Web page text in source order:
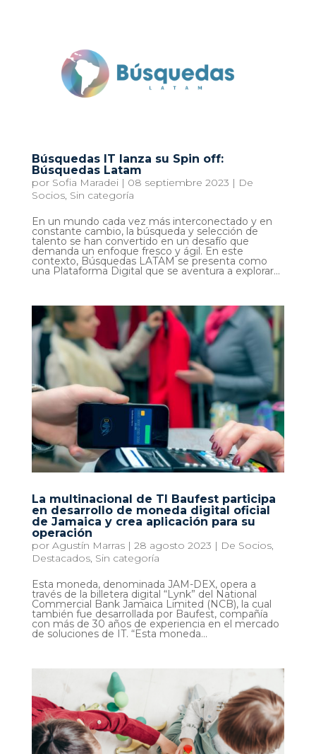
Búsquedas IT lanza su Spin off:
Búsquedas Latam
por Sofia Maradei| 08 septiembre 2023 | De
Socios, Sin categoría
En un mundo cada vez más interconectado y en
constante cambio, la búsqueda y selección de
talento se han convertido en un desafío que
demanda un enfoque fresco y ágil. En este
contexto, Búsquedas LATAM se presenta como
una Plataforma Digital que se aventura a explorar...
La multinacional de TI Baufest participa
en desarrollo de moneda digital oficial
de Jamaica y crea aplicación para su
operación
por Agustín Marras| 28 agosto 2023 | De Socios,
Destacados, Sin categoría
Esta moneda, denominada JAM-DEX, opera a
través de la billetera digital “Lynk” del National
Commercial Bank Jamaica Limited (NCB), la cual
también fue desarrollada por Baufest, compañía
con más de 30 años de experiencia en el mercado
de soluciones de IT. “Esta moneda...